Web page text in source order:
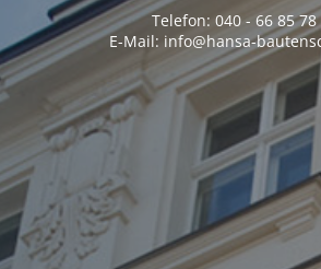
Telefon: 040 - 66 85 78
E-Mail: info@hansa-